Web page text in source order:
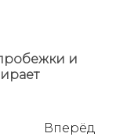
и
Вперёд